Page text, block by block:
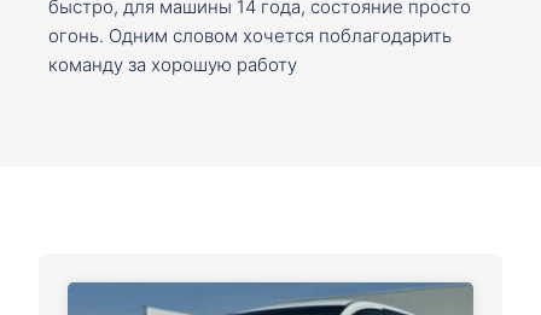
быстро, для машины 14 года, состояние просто
огонь. Одним словом хочется поблагодарить
команду за хорошую работу